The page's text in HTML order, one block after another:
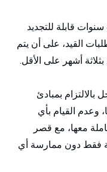
قابلة للتجديد
القيد، على أن يتم
أشهر على الأقل.
بالالتزام بمبادئ
وعدم القيام بأي
معها، مع قصر
فقط دون ممارسة أي